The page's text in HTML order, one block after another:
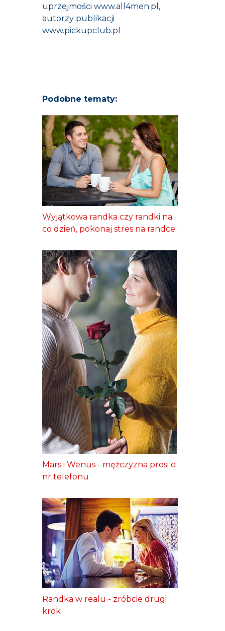
uprzejmości www.all4men.pl ,
autorzy publikacji
www.pickupclub.pl
Podobne tematy:
Wyjątkowa randka czy randki na
co dzień, pokonaj stres na randce.
Mars i Wenus - mężczyzna prosi o
nr telefonu
Randka w realu - zróbcie drugi
krok